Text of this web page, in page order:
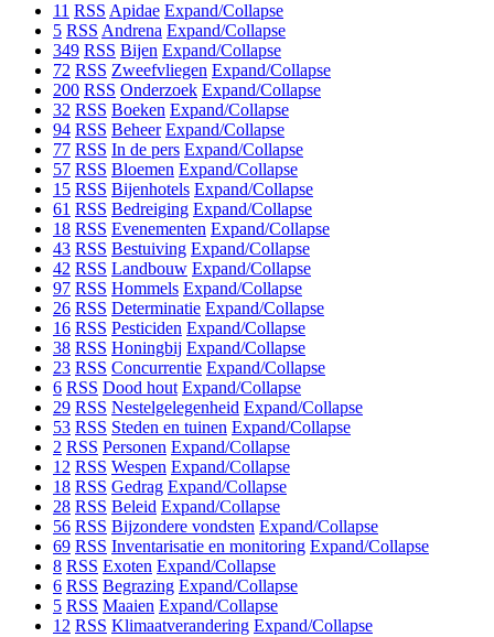
11 RSS Apidae Expand/Collapse
5 RSS Andrena Expand/Collapse
349 RSS Bijen Expand/Collapse
72 RSS Zweefvliegen Expand/Collapse
200 RSS Onderzoek Expand/Collapse
32 RSS Boeken Expand/Collapse
94 RSS Beheer Expand/Collapse
77 RSS In de pers Expand/Collapse
57 RSS Bloemen Expand/Collapse
15 RSS Bijenhotels Expand/Collapse
61 RSS Bedreiging Expand/Collapse
18 RSS Evenementen Expand/Collapse
43 RSS Bestuiving Expand/Collapse
42 RSS Landbouw Expand/Collapse
97 RSS Hommels Expand/Collapse
26 RSS Determinatie Expand/Collapse
16 RSS Pesticiden Expand/Collapse
38 RSS Honingbij Expand/Collapse
23 RSS Concurrentie Expand/Collapse
6 RSS Dood hout Expand/Collapse
29 RSS Nestelgelegenheid Expand/Collapse
53 RSS Steden en tuinen Expand/Collapse
2 RSS Personen Expand/Collapse
12 RSS Wespen Expand/Collapse
18 RSS Gedrag Expand/Collapse
28 RSS Beleid Expand/Collapse
56 RSS Bijzondere vondsten Expand/Collapse
69 RSS Inventarisatie en monitoring Expand/Collapse
8 RSS Exoten Expand/Collapse
6 RSS Begrazing Expand/Collapse
5 RSS Maaien Expand/Collapse
12 RSS Klimaatverandering Expand/Collapse